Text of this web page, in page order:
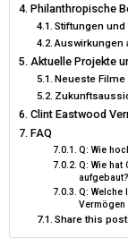
Philanthropische
Stiftungen
Auswirkungen
Aktuelle Projekte
Neueste Filme
Clint Eastwood
FAQ
Q: Wie
Q: Wie
aufgebaut?
Q: Welche
Vermögen
Share this post: